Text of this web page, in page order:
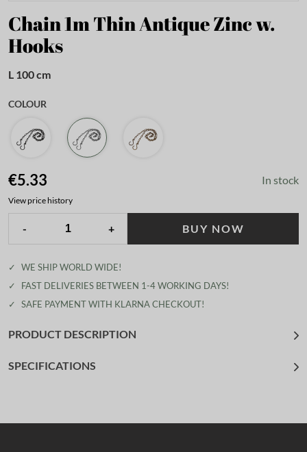
Chain 1m Thin Antique Zinc w.
Hooks
L 100 cm
COLOUR
€5.33 In stock
View price history
- + BUY NOW
✓
WE SHIP WORLD WIDE!
✓
FAST DELIVERIES BETWEEN 1-4 WORKING DAYS!
✓
SAFE PAYMENT WITH KLARNA CHECKOUT!
PRODUCT DESCRIPTION
SPECIFICATIONS